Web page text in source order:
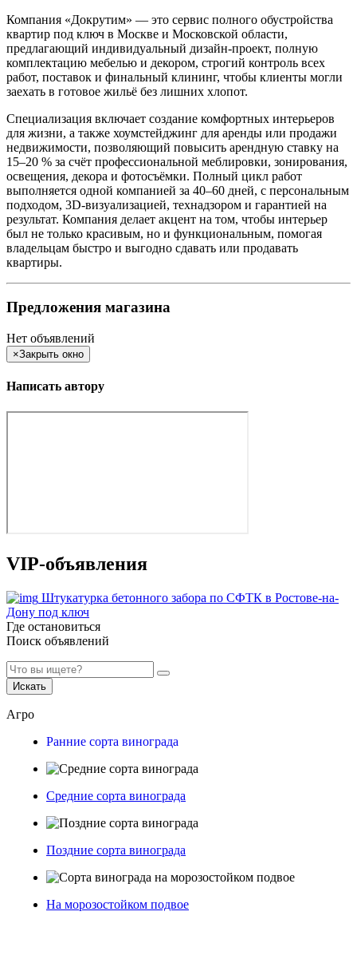
Компания «Докрутим» — это сервис полного обустройства
квартир под ключ в Москве и Московской области,
предлагающий индивидуальный дизайн-проект, полную
комплектацию мебелью и декором, строгий контроль всех
работ, поставок и финальный клининг, чтобы клиенты могли
заехать в готовое жильё без лишних хлопот.
Специализация включает создание комфортных интерьеров
для жизни, а также хоумстейджинг для аренды или продажи
недвижимости, позволяющий повысить арендную ставку на
15–20 % за счёт профессиональной меблировки, зонирования,
освещения, декора и фотосъёмки. Полный цикл работ
выполняется одной компанией за 40–60 дней, с персональным
подходом, 3D-визуализацией, технадзором и гарантией на
результат. Компания делает акцент на том, чтобы интерьер
был не только красивым, но и функциональным, помогая
владельцам быстро и выгодно сдавать или продавать
квартиры.
Предложения магазина
Нет объявлений
×Закрыть окно
Написать автору
VIP-объявления
Штукатурка бетонного забора по СФТК в Ростове-на-
Дону под ключ
Где остановиться
Поиск объявлений
Искать
Агро
Ранние сорта винограда
Средние сорта винограда
Поздние сорта винограда
На морозостойком подвое